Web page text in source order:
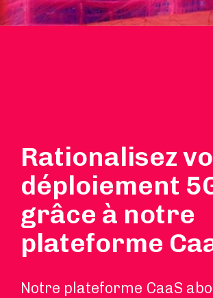
Rationalisez
déploiement
grâce à notre
plateforme
Notre plateforme CaaS